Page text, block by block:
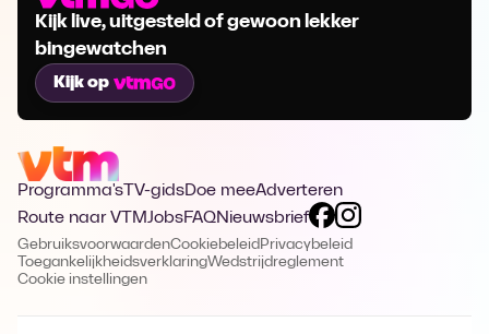
Kijk live, uitgesteld of gewoon lekker
bingewatchen
Kijk op
Programma's TV-gidsDoe meeAdverteren
Route naar VTMJobsFAQNieuwsbrief
GebruiksvoorwaardenCookiebeleid Privacybeleid
ToegankelijkheidsverklaringWedstrijdreglement
Cookie instellingen